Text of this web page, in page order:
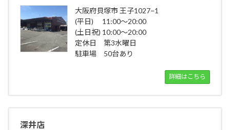
大阪府貝塚市 王子1027−1
(平日) 11:00～20:00
(土日祝) 10:00～20:00
定休日 第3水曜日
駐車場 50台あり
詳細はこちら
深井店